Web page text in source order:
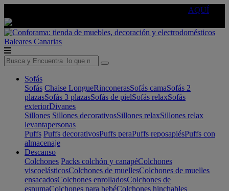
AQUÍ
Baleares Canarias
Sofás
Sofás Chaise LongueRinconerasSofás camaSofás 2
plazasSofás 3 plazasSofás de pielSofás relaxSofás
exteriorDivanes
Sillones Sillones decorativosSillones relaxSillones relax
levantapersonas
Puffs Puffs decorativosPuffs peraPuffs reposapiésPuffs con
almacenaje
Descanso
Colchones Packs colchón y canapéColchones
viscoelásticosColchones de muellesColchones de muelles
ensacadosColchones enrolladosColchones de
espumaColchones para bebéColchones hinchables